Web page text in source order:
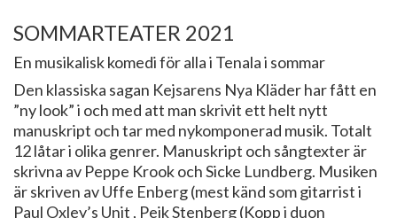
​SOMMARTEATER 2021
En musikalisk komedi för alla i Tenala i sommar
Den klassiska sagan Kejsarens Nya Kläder har fått en
”ny look” i och med att man skrivit ett helt nytt
manuskript och tar med nykomponerad musik. Totalt
12 låtar i olika genrer. Manuskript och sångtexter är
skrivna av Peppe Krook och Sicke Lundberg. Musiken
är skriven av Uffe Enberg (mest känd som gitarrist i
Paul Oxley’s Unit , Peik Stenberg (Kopp i duon